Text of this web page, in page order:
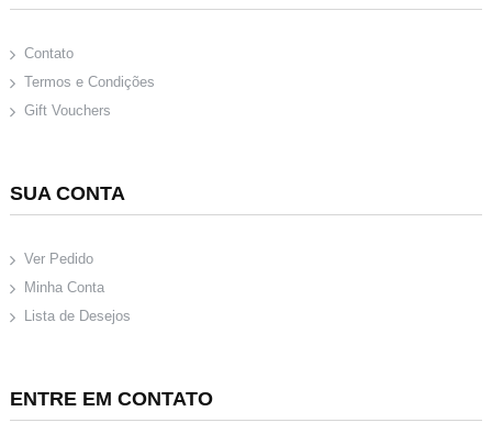
Contato
Termos e Condições
Gift Vouchers
SUA CONTA
Ver Pedido
Minha Conta
Lista de Desejos
ENTRE EM CONTATO